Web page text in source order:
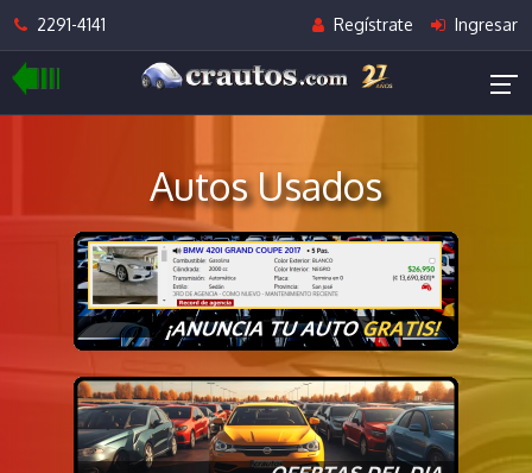
2291-4141 Regístrate Ingresar
Autos Usados